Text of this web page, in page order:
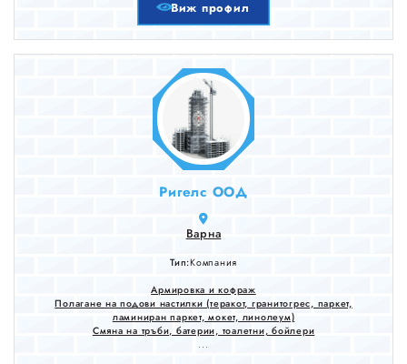
Виж профил
Ригелс ООД
Варна
Тип:Компания
Армировка и кофраж
Полагане на подови настилки (теракот, гранитогрес, паркет,
ламиниран паркет, мокет, линолеум)
Смяна на тръби, батерии, тоалетни, бойлери
...